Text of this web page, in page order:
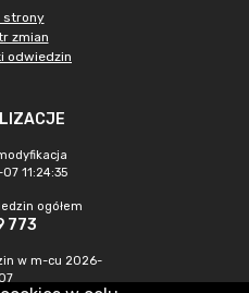
strony
zmian
odwiedzin
11:24:35
ogółem
773
w m-cu 2026-
07